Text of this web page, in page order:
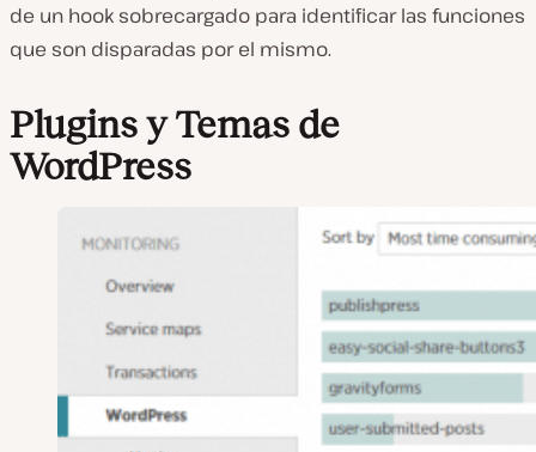
de un hook sobrecargado para identificar las funciones
que son disparadas por el mismo.
Plugins y Temas de
WordPress